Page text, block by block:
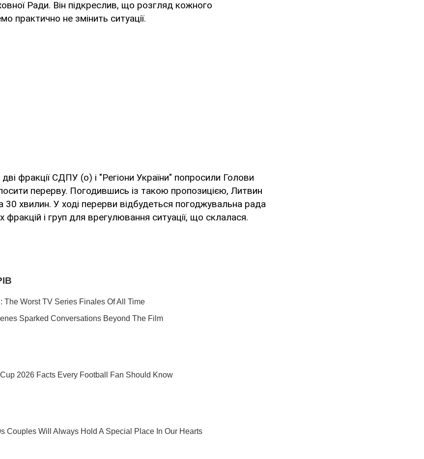
Ради. Він підкреслив, що розгляд кожного
практично не змінить ситуації.
дві фракції СДПУ (о) і "Регіони України" попросили Голови
перерву. Погодившись із такою пропозицією, Литвин
30 хвилин. У ході перерви відбудеться погоджувальна рада
фракцій і груп для врегулювання ситуації, що склалася.